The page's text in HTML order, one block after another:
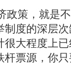
两种模式的
的政策是